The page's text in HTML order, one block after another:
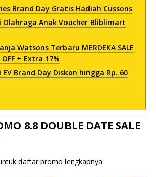
Brand Day Gratis Hadiah Cussons
Olahraga Anak Voucher Bliblimart
Watsons Terbaru MERDEKA SALE
+ Extra 17%
Brand Day Diskon hingga Rp. 60
8.8 DOUBLE DATE SALE
daftar promo lengkapnya